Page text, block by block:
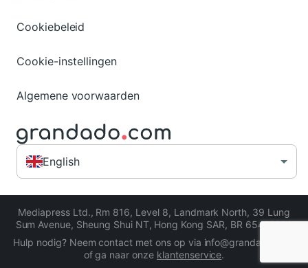
Cookiebeleid
Cookie-instellingen
Algemene voorwaarden
English
Mediapress Ltd., Rm 816, Level 8, Landmark North, 39 Lung
Sum Avenue, Sheung Shui NT, Hong Kong SAR, BR 65413206
Hulp nodig? Neem contact met ons op via info@grandado.com
of ga naar onze klantenservice.